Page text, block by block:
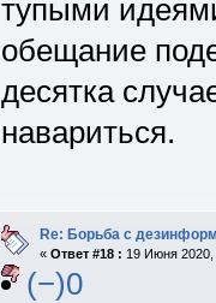
тупыми
обещание
десятка
навариться.
Re: Борьба с
« Ответ #18 : 19 Июня 2020,
(−)0